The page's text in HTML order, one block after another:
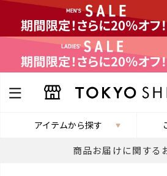
アイテムから探す
商品お届けに関する